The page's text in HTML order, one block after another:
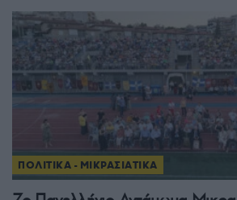
ΠΟΛΙΤΙΚΑ - ΜΙΚΡΑΣΙΑΤΙΚΑ